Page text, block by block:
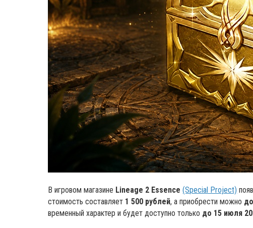
В игровом магазине Lineage 2 Essence (Special Project)
стоимость составляет 1 500 рублей, а приобрести можно
временный характер и будет доступно только до 15 июля